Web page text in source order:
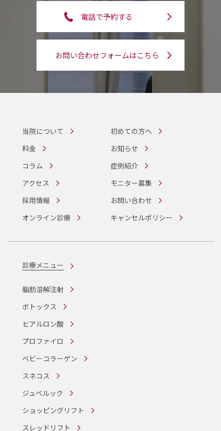
電話で予約する
お問い合わせフォームはこちら
当院について
初めての方へ
料金
お知らせ
コラム
症例紹介
アクセス
モニター募集
採用情報
お問い合わせ
オンライン診療
キャンセルポリシー
診療メニュー
脂肪溶解注射
ボトックス
ヒアルロン酸
プロファイロ
ベビーコラーゲン
スネコス
ジュベルック
ショッピングリフト
スレッドリフト